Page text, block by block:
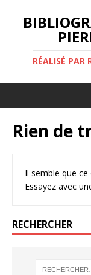
RÉALISÉ PAR
Rien de
Il semble que
Essayez avec
RECHERCHER